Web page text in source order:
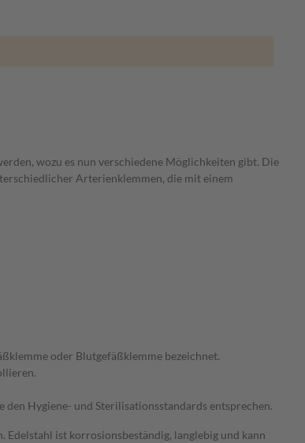
wozu es nun verschiedene Möglichkeiten gibt. Die
Arterienklemmen, die mit einem
oder Blutgefäßklemme bezeichnet.
Hygiene- und Sterilisationsstandards entsprechen.
ist korrosionsbeständig, langlebig und kann